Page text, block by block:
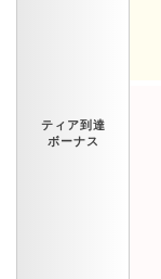
ティア到達
ボーナス